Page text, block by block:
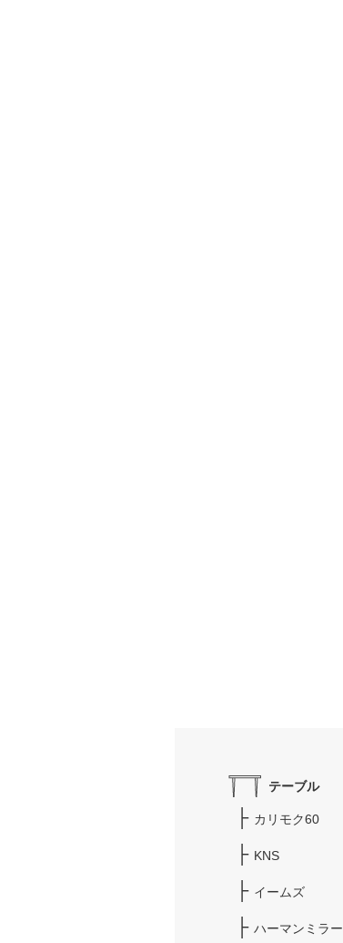
テーブル
カリモク60
KNS
イームズ
ハーマンミラー